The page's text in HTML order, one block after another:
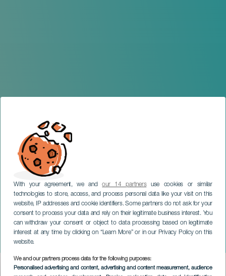
With your agreement, we andour 14 partnersuse cookies or similar
technologies to store, access, and process personal data like your visit on this
website, IP addresses and cookie identifiers. Some partners do not ask for your
consent to process your data and rely on their legitimate business interest. You
can withdraw your consent or object to data processing based on legitimate
interest at any time by clicking on “Learn More” or in our Privacy Policy on this
website.
We and our partners process data for the following purposes:
Personalised advertising and content, advertising and content measurement, audience
Fantasía romántica
GRAN CANARIA
Imagen